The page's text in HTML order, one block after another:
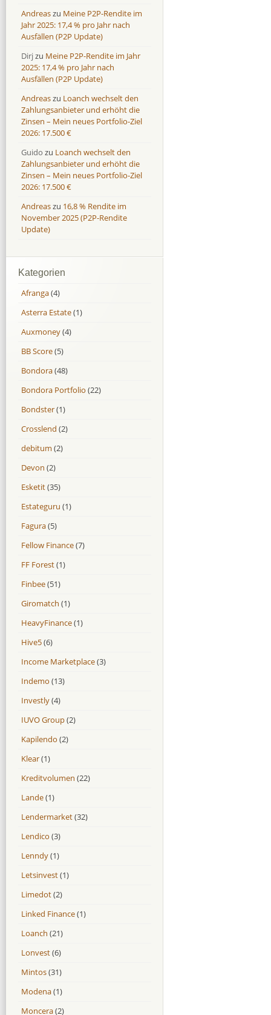
Andreaszu Meine P2P-Rendite im
Jahr 2025: 17,4 % pro Jahr nach
Ausfällen (P2P Update)
Dirjzu Meine P2P-Rendite im Jahr
2025: 17,4 % pro Jahr nach
Ausfällen (P2P Update)
Andreaszu Loanch wechselt den
Zahlungsanbieter und erhöht die
Zinsen – Mein neues Portfolio-Ziel
2026: 17.500 €
Guido zu Loanch wechselt den
Zahlungsanbieter und erhöht die
Zinsen – Mein neues Portfolio-Ziel
2026: 17.500 €
Andreaszu 16,8 % Rendite im
November 2025 (P2P-Rendite
Update)
Kategorien
Afranga(4)
Asterra Estate(1)
Auxmoney(4)
BB Score(5)
Bondora(48)
Bondora Portfolio (22)
Bondster(1)
Crosslend (2)
debitum (2)
Devon (2)
Esketit(35)
Estateguru (1)
Fagura(5)
Fellow Finance(7)
FF Forest(1)
Finbee(51)
Giromatch (1)
HeavyFinance(1)
Hive5(6)
Income Marketplace(3)
Indemo (13)
Investly(4)
IUVO Group(2)
Kapilendo (2)
Klear(1)
Kreditvolumen (22)
Lande(1)
Lendermarket(32)
Lendico (3)
Lenndy(1)
Letsinvest(1)
Limedot(2)
Linked Finance(1)
Loanch (21)
Lonvest(6)
Mintos(31)
Modena(1)
Moncera(2)